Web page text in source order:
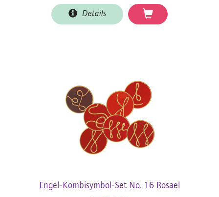
Details
Engel-Kombisymbol-Set No. 16 Rosael